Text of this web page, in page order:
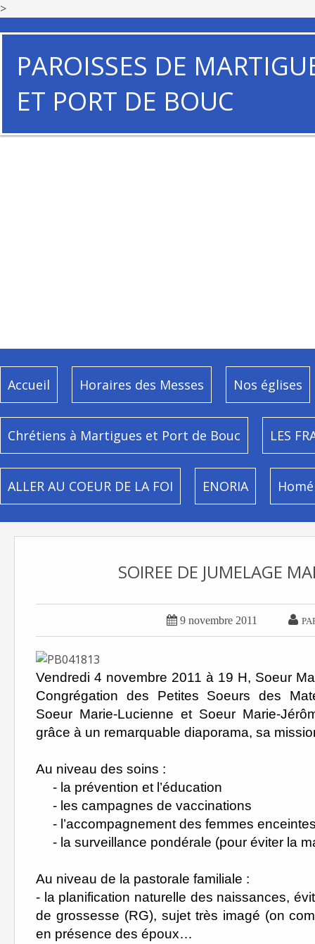
>
PAROISSES DE
ET PORT DE BOUC
Accueil Horaires des Messes Nos églises
Chrétiens à Martigues et Port de Bouc LES
ALLER AU COEUR DE LA FOI ENORIA
SOIREE DE JUMELAGE
 9 novembre 2011 
Vendredi 4 novembre 2011 à 19 H, Soeur
Congrégation des Petites Soeurs des
Soeur Marie-Lucienne et Soeur Marie-
grâce à un remarquable diaporama, sa
Au niveau des soins :
- la prévention et l’éducation
- les campagnes de vaccinations
- l’accompagnement des femmes
- la surveillance pondérale (pour éviter la
Au niveau de la pastorale familiale :
- la planification naturelle des naissances,
de grossesse (RG), sujet très imagé (on
en présence des époux…